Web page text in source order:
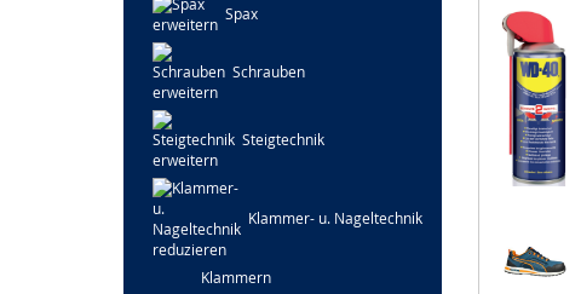
Spax
Schrauben
Steigtechnik
Klammer- u. Nageltechnik
Klammern